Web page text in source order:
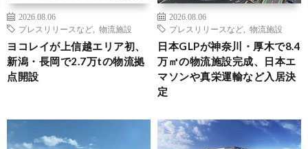
2026.08.06
プレスリリースなど
物流施設
ヨコレイが上信越エリア初、
新潟・長岡で2.7万tの物流拠
点開設
2026.08.06
プレスリリースなど
物流施設
日本GLPが神奈川・厚木で8.4
万㎡の物流施設完成、日本エ
マソンや真栄運輸など入居決
定